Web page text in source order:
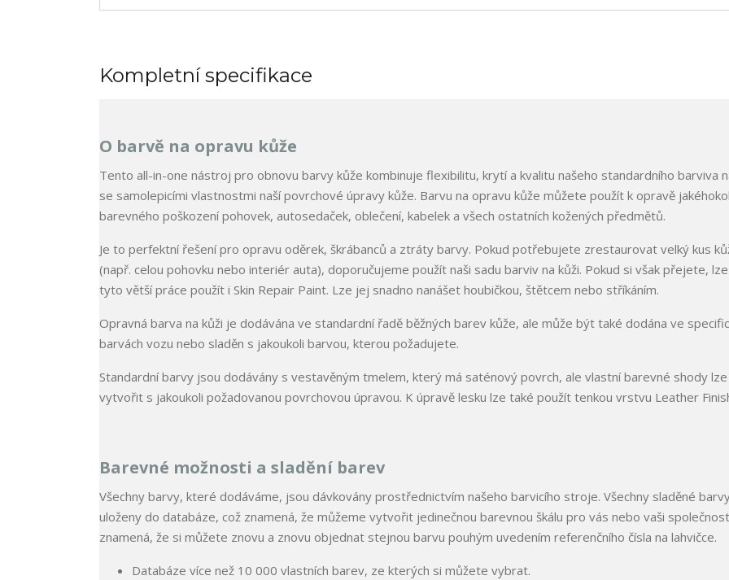
Kompletní specifikace
O barvě na opravu kůže
Tento all-in-one nástroj pro obnovu barvy kůže kombinuje flexibilitu, krytí a kvalitu našeho standardního barviva
se samolepicími vlastnostmi naší povrchové úpravy kůže. Barvu na opravu kůže můžete použít k opravě
barevného poškození pohovek, autosedaček, oblečení, kabelek a všech ostatních kožených předmětů.
Je to perfektní řešení pro opravu oděrek, škrábanců a ztráty barvy. Pokud potřebujete zrestaurovat velký kus
(např. celou pohovku nebo interiér auta), doporučujeme použít naši sadu barviv na kůži. Pokud si však přejete,
tyto větší práce použít i Skin Repair Paint. Lze jej snadno nanášet houbičkou, štětcem nebo stříkáním.
Opravná barva na kůži je dodávána ve standardní řadě běžných barev kůže, ale může být také dodána ve
barvách vozu nebo sladěn s jakoukoli barvou, kterou požadujete.
Standardní barvy jsou dodávány s vestavěným tmelem, který má saténový povrch, ale vlastní barevné shody lze
vytvořit s jakoukoli požadovanou povrchovou úpravou. K úpravě lesku lze také použít tenkou vrstvu Leather
Barevné možnosti a sladění barev
Všechny barvy, které dodáváme, jsou dávkovány prostřednictvím našeho barvicího stroje. Všechny sladěné
uloženy do databáze, což znamená, že můžeme vytvořit jedinečnou barevnou škálu pro vás nebo vaši
znamená, že si můžete znovu a znovu objednat stejnou barvu pouhým uvedením referenčního čísla na lahvičce.
Databáze více než 10 000 vlastních barev, ze kterých si můžete vybrat.